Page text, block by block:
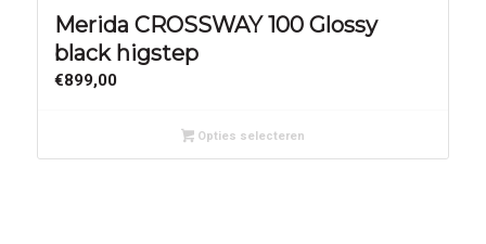
Merida CROSSWAY 100 Glossy
black higstep
€899,00
Opties selecteren